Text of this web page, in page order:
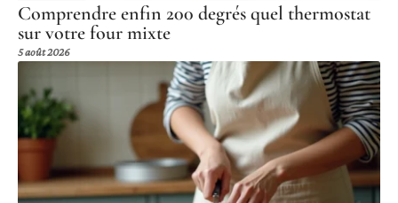
Comprendre enfin 200 degrés quel thermostat
sur votre four mixte
5 août 2026